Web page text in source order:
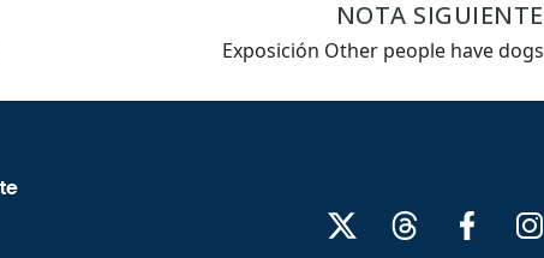
NOTA SIGUIENTE
Exposición Other people have dogs